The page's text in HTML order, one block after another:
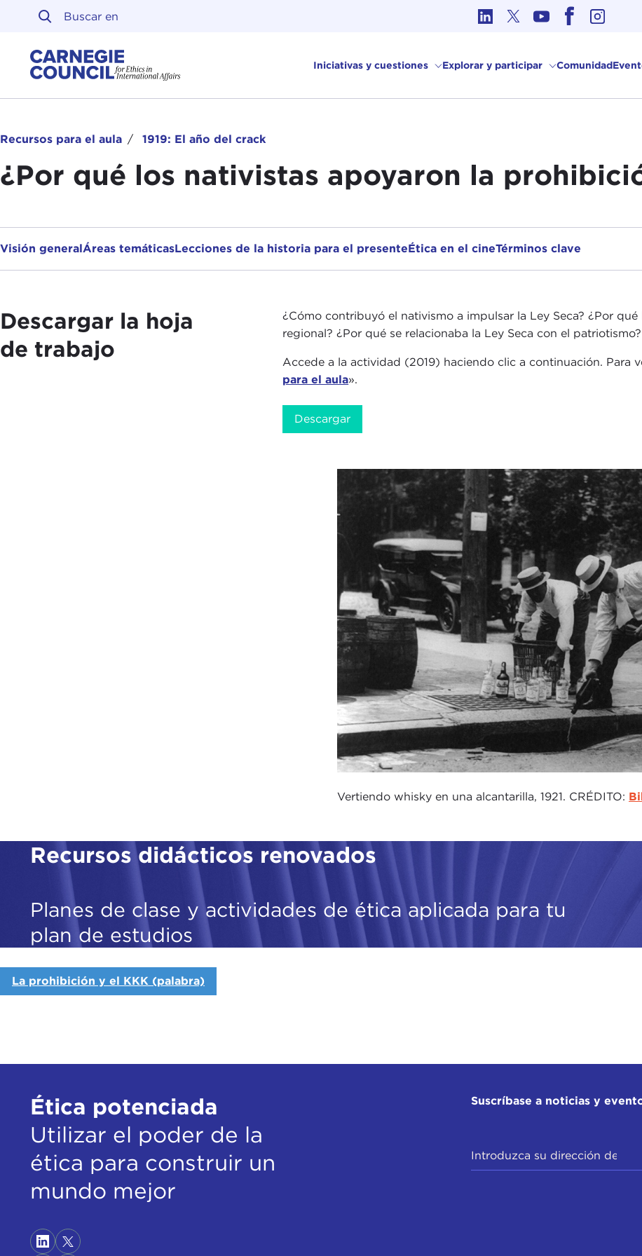
Ir al contenido
Iniciativas y cuestiones Explorar y participar Comunidad
Recursos para el aula 1919: El año del crack
¿Por qué los nativistas apoyaron la
Visión generalÁreas temáticasLecciones de la historia para el presenteÉtica en el cineTérminos clave
Descargar la hoja
de trabajo
¿Cómo contribuyó el nativismo a impulsar la Ley Seca? ¿Por
regional? ¿Por qué se relacionaba la Ley Seca con el patriotismo?
Accede a la actividad (2019) haciendo clic a continuación. Para
para el aula».
Descargar
Vertiendo whisky en una alcantarilla, 1921. CRÉDITO:
Recursos didácticos renovados
Planes de clase y actividades de ética aplicada para tu
plan de estudios
La prohibición y el KKK (palabra)
Ética potenciada
Utilizar el poder de la
ética para construir un
mundo mejor
Suscríbase a noticias y